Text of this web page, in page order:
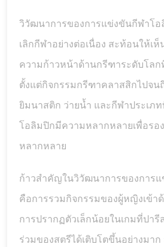
วิวัฒนาการของการแข่งขันกีฬาโอ
เลิกกีฬาอย่างต่อเนื่อง สะท้อนให้เ
ความก้าวหน้าด้านกรีฑาระดับโลก
ตั้งแต่กิจกรรมกรีฑาคลาสสิกไปจน
ยิมนาสติก ว่ายน้ำ และกีฬาประเภ
โอลิมปิกมีความหลากหลายเพื่อรอ
หลากหลาย
ก้าวสำคัญในวิวัฒนาการของการ
คือการรวมกิจกรรมของผู้หญิงเข้า
การปรากฏตัวเล็กน้อยในเกมที่ปา
ร่วมของสตรีได้เติบโตขึ้นอย่างมาก